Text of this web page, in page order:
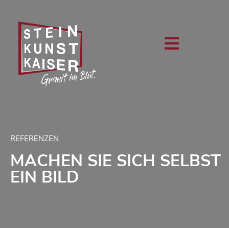
REFERENZEN
MACHEN SIE SICH SELBST
EIN BILD